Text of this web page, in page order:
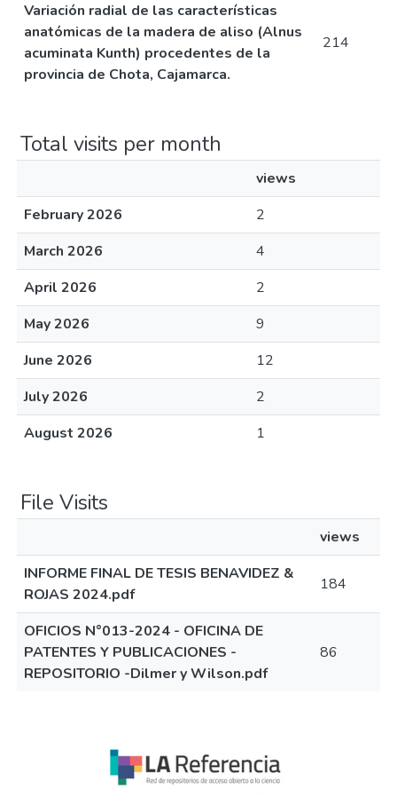
Variación radial de las características
anatómicas de la madera de aliso (Alnus
acuminata Kunth) procedentes de la
provincia de Chota, Cajamarca.
214
Total visits per month
views
February 2026
2
March 2026
4
April 2026
2
May 2026
9
June 2026
12
July 2026
2
August 2026
1
File Visits
views
INFORME FINAL DE TESIS BENAVIDEZ &
ROJAS 2024.pdf
184
OFICIOS N°013-2024 - OFICINA DE
PATENTES Y PUBLICACIONES -
REPOSITORIO -Dilmer y Wilson.pdf
86